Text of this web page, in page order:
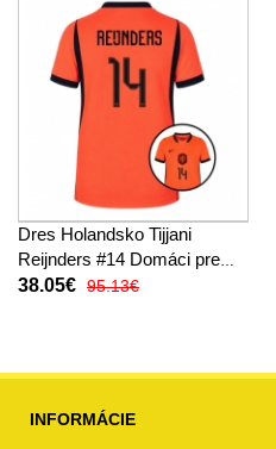
Dres Holandsko Tijjani
Reijnders #14 Domáci pre
Ženy MS 2026 Krátky Rukáv
38.05€ 95.13€
INFORMÁCIE